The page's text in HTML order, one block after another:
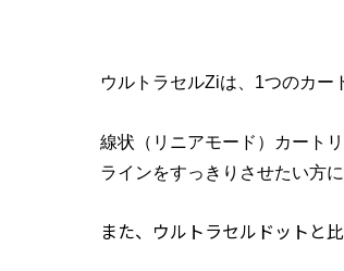
ウルトラセルZiは、1つのカー
線状（リニアモード）カート
ラインをすっきりさせたい方に
また、ウルトラセルドットと